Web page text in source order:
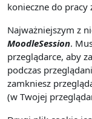
konieczne do pracy
Najważniejszym z
MoodleSession.
przeglądarce, aby
podczas
zamkniesz
(w Twojej